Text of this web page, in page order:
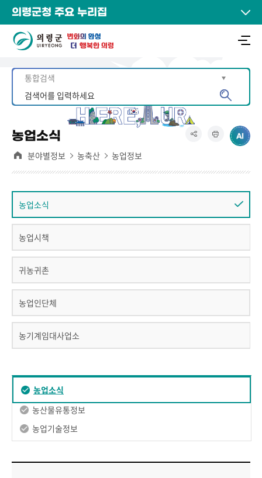
의령군청 주요 누리집
농업소식
분야별정보 농축산 농업정보
농업소식
농업시책
귀농귀촌
농업인단체
농기계임대사업소
농업소식
농산물유통정보
농업기술정보